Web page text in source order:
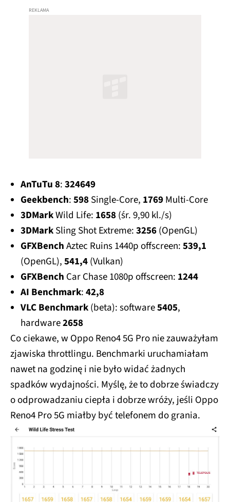
AnTuTu 8:324649
Geekbench:598Single-Core, 1769Multi-Core
3DMarkWild Life: 1658(śr. 9,90 kl./s)
3DMarkSling Shot Extreme:3256(OpenGL)
GFXBenchAztec Ruins 1440p offscreen:539,1
(OpenGL),541,4(Vulkan)
GFXBench Car Chase 1080p offscreen: 1244
AI Benchmark:42,8
VLC Benchmark(beta): software5405,
hardware2658
Co ciekawe, w Oppo Reno4 5G Pro nie zauważyłam
zjawiska throttlingu. Benchmarki uruchamiałam
nawet na godzinę i nie było widać żadnych
spadków wydajności. Myślę, że to dobrze świadczy
o odprowadzaniu ciepła i dobrze wróży, jeśli Oppo
Reno4 Pro 5G miałby być telefonem do grania.